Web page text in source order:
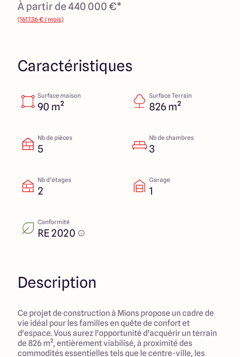
À partir de 440 000 €*
(1617.36 € / mois)
Caractéristiques
Surface maison
90 m²
Surface Terrain
826 m²
Nb de pièces
5
Nb de chambres
3
Nb d’étages
2
Garage
1
Conformité
RE 2020
Description
Ce projet de construction à Mions propose un cadre de
vie idéal pour les familles en quête de confort et
d'espace. Vous aurez l'opportunité d'acquérir un terrain
de 826 m², entièrement viabilisé, à proximité des
commodités essentielles tels que le centre-ville, les